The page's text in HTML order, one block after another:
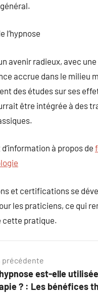
l’hypnose
avenir radieux, avec une
accrue dans le milieu
des études sur ses
être intégrée à des
à propos de
et certifications se
les praticiens, ce qui
cette pratique.
précédente
est-elle
? : Les bénéfices